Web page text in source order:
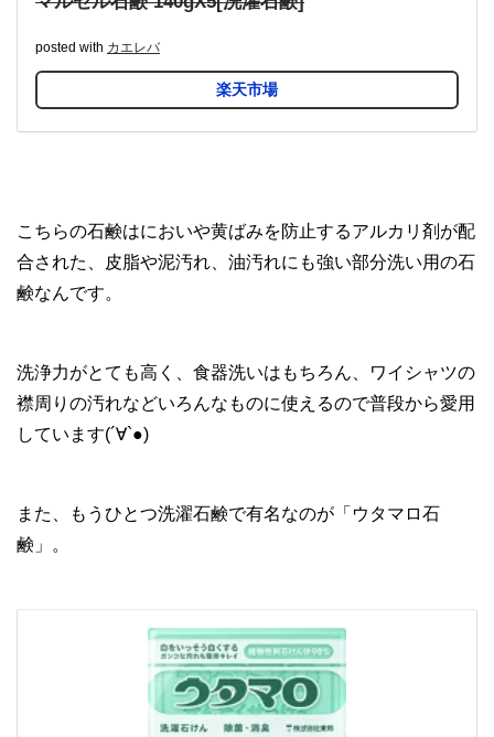
posted with カエレバ
楽天市場
こちらの石鹸はにおいや黄ばみを防止するアルカリ剤が配
合された、皮脂や泥汚れ、油汚れにも強い部分洗い用の石
鹸なんです。
洗浄力がとても高く、食器洗いはもちろん、ワイシャツの
襟周りの汚れなどいろんなものに使えるので普段から愛用
しています(´∀`●)
また、もうひとつ洗濯石鹸で有名なのが「ウタマロ石
鹸」。